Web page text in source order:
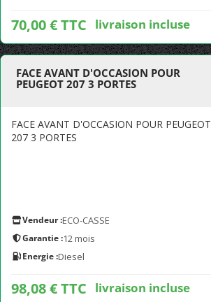
70,00 € TTC livraison incluse
FACE AVANT D'OCCASION POUR
PEUGEOT 207 3 PORTES
FACE AVANT D'OCCASION POUR PEUGEOT
207 3 PORTES
Vendeur :ECO-CASSE
Garantie :12 mois
Energie :Diesel
98,08 € TTC livraison incluse